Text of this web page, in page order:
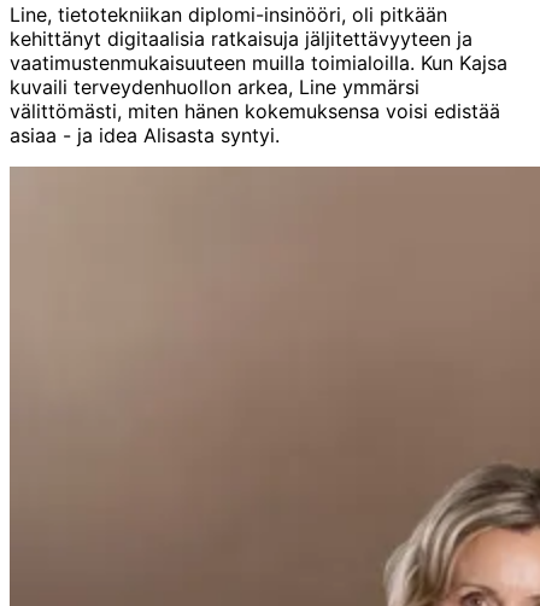
Line, tietotekniikan diplomi-insinööri, oli pitkään
kehittänyt digitaalisia ratkaisuja jäljitettävyyteen ja
vaatimustenmukaisuuteen muilla toimialoilla. Kun Kajsa
kuvaili terveydenhuollon arkea, Line ymmärsi
välittömästi, miten hänen kokemuksensa voisi edistää
asiaa - ja idea Alisasta syntyi.